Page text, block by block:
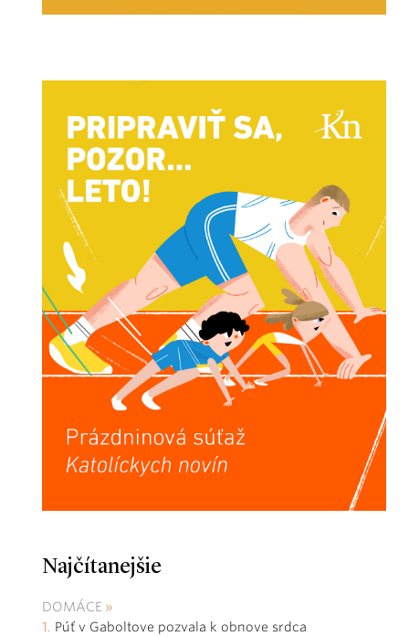
Najčítanejšie
DOMÁCE
Púť v Gaboltove pozvala k obnove srdca